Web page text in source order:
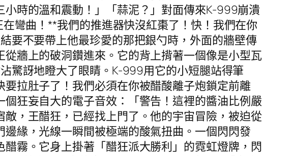
時的溫和震動！」「蒜泥？」對面傳來K-999崩潰
彎曲！**我們的推進器快沒紅棗了！快！我們在你
要不要帶上他最珍愛的那把銀勺時，外面的牆壁傳
牆上的破洞鑽進來。它的背上揹著一個像是小型瓦
驚訝地瞪大了眼睛。K-999用它的小短腿站得筆
拉肚子了！我們必須在你被醋酸離子炮鎖定前離
狂妄自大的電子音效：「警告！這裡的醬油比例嚴
，王醋狂，已經找上門了。他的宇宙冒險，被迫從
緣，光線一瞬間被極端的酸氣扭曲。一個閃閃發
霧。它身上掛著「醋狂派大勝利」的霓虹燈牌，閃